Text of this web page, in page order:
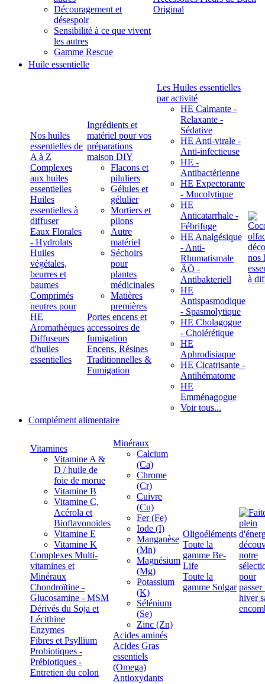
Découragement et
désespoir
Sensibilité à ce que vivent
les autres
Gamme Rescue
Original
Huile essentielle
Nos huiles
essentielles de
A à Z
Complexes
aux huiles
essentielles
Huiles
essentielles à
diffuser
Eaux Florales
- Hydrolats
Huiles
végétales,
beurres et
baumes
Comprimés
neutres pour
HE
Aromathèques
Diffuseurs
d'huiles
essentielles
Ingrédients et
matériel pour vos
préparations
maison DIY
Flacons et
piluliers
Gélules et
gélulier
Mortiers et
pilons
Autre
matériel
Séchoirs
pour
plantes
médicinales
Matières
premières
Portes encens et
accessoires de
fumigation
Encens, Résines
Traditionnelles &
Fumigation
Les Huiles essentielles
par activité
HE Calmante -
Relaxante -
Sédative
HE Anti-virale -
Anti-infectieuse
HE -
Antibactérienne
HE Expectorante
- Mucolytique
HE
Anticatarrhale -
Fébrifuge
HE Analgésique
- Anti-
Rhumatismale
ÄÖ -
Antibakteriell
HE
Antispasmodique
- Spasmolytique
HE Cholagogue
- Cholérétique
HE
Aphrodisiaque
HE Cicatrisante -
Antihématome
HE
Emménagogue
Voir tous...
Complément alimentaire
Vitamines
Vitamine A &
D / huile de
foie de morue
Vitamine B
Vitamine C,
Acérola et
Bioflavonoïdes
Vitamine E
Vitamine K
Complexes Multi-
vitamines et
Minéraux
Chondroïtine -
Glucosamine - MSM
Dérivés du Soja et
Lécithine
Enzymes
Fibres et Psyllium
Probiotiques -
Prébiotiques -
Entretien du colon
Minéraux
Calcium
(Ca)
Chrome
(Cr)
Cuivre
(Cu)
Fer (Fe)
Iode (I)
Manganèse
(Mn)
Magnésium
(Mg)
Potassium
(K)
Sélénium
(Se)
Zinc (Zn)
Acides aminés
Acides Gras
essentiels
(Omega)
Antioxydants
Oligoéléments
Toute la
gamme Be-
Life
Toute la
gamme Solgar